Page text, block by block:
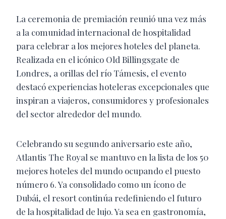
La ceremonia de premiación reunió una vez más
a la comunidad internacional de hospitalidad
para celebrar a los mejores hoteles del planeta.
Realizada en el icónico Old Billingsgate de
Londres, a orillas del río Támesis, el evento
destacó experiencias hoteleras excepcionales que
inspiran a viajeros, consumidores y profesionales
del sector alrededor del mundo.
Celebrando su segundo aniversario este año,
Atlantis The Royal se mantuvo en la lista de los 50
mejores hoteles del mundo ocupando el puesto
número 6. Ya consolidado como un ícono de
Dubái, el resort continúa redefiniendo el futuro
de la hospitalidad de lujo. Ya sea en gastronomía,